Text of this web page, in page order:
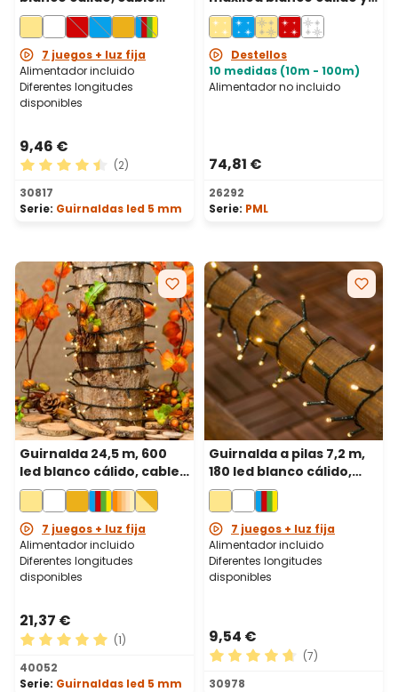
verde
7 juegos + luz fija
Alimentador incluido
Diferentes longitudes
disponibles
9,46 €
Calificación promedio de 4.5 de 5 estrellas
(2)
30817
Serie: Guirnaldas led 5 mm
blanco frío, cable
blanco, prolongable,
IP67Destellos
10 medidas (10m - 100m)
Alimentador no incluido
74,81 €
26292
Serie: PML
Guirnalda 24,5 m, 600
led blanco cálido, cable
verde
7 juegos + luz fija
Alimentador incluido
Diferentes longitudes
disponibles
21,37 €
Calificación promedio de 5 de 5 estrellas
(1)
40052
Serie: Guirnaldas led 5 mm
Guirnalda a pilas 7,2 m,
180 led blanco cálido,
cable verde
7 juegos + luz fija
Alimentador incluido
Diferentes longitudes
disponibles
9,54 €
Calificación promedio de
(7)
30978